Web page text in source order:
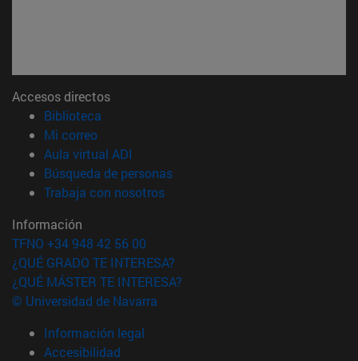
Accesos directos
Biblioteca
Mi correo(abre en nueva ventana)
Aula virtual ADI
Búsqueda de personas(abre en nueva ventana)
Trabaja con nosotros(abre en nueva ventana)
Información
TFNO +34 948 42 56 00
¿QUÉ GRADO TE INTERESA?
¿QUÉ MÁSTER TE INTERESA?
© Universidad de Navarra
Información legal
Accesibilidad